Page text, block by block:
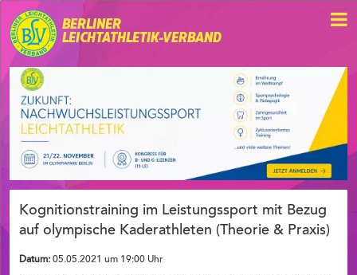
BERLINER
LEICHTATHLETIK-VERBAND
Kognitionstraining im Leistungssport mit Bezug
auf olympische Kaderathleten (Theorie & Praxis)
Datum: 05.05.2021 um 19:00 Uhr